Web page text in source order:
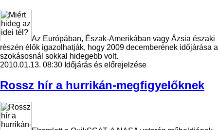
Az Európában, Észak-Amerikában vagy Ázsia északi
részén élők igazolhatják, hogy 2009 decemberének időjárása a
szokásosnál sokkal hidegebb volt.
2010.01.13. 08:30 Időjárás és előrejelzése
Rossz hír a hurrikán-megfigyelőknek